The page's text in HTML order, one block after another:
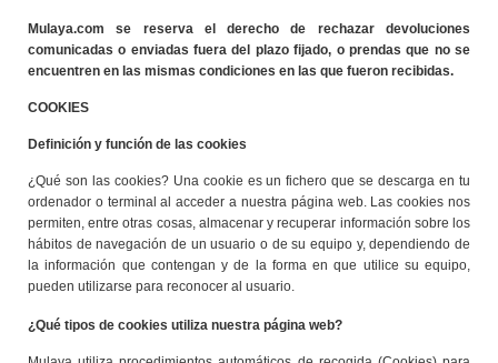
Mulaya.com se reserva el derecho de rechazar devoluciones
comunicadas o enviadas fuera del plazo fijado, o prendas que no se
encuentren en las mismas condiciones en las que fueron recibidas.
COOKIES
Definición y función de las cookies
¿Qué son las cookies? Una cookie es un fichero que se descarga en tu
ordenador o terminal al acceder a nuestra página web. Las cookies nos
permiten, entre otras cosas, almacenar y recuperar información sobre los
hábitos de navegación de un usuario o de su equipo y, dependiendo de
la información que contengan y de la forma en que utilice su equipo,
pueden utilizarse para reconocer al usuario.
¿Qué tipos de cookies utiliza nuestra página web?